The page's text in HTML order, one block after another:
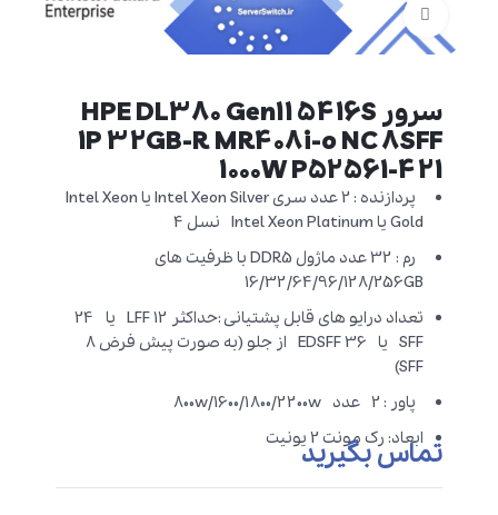
برای بزرگنمایی کلیک کنید
سرور HPE DL380 Gen11 5416S
1P 32GB-R MR408i-o NC 8SFF
1000W P52561-421
پردازنده : 2 عدد سری Intel Xeon Silver یا Intel Xeon
Gold یا Intel Xeon Platinum نسل 4
رم : 32 عدد ماژول DDR5 با ظرفیت های
16/32/64/96/128/256GB
تعداد درایو های قابل پشتیانی :حداکثر 12 LFF یا 24
SFF یا 36 EDSFF از جلو (به صورت پیش فرض 8
SFF)
پاور : 2 عدد 800w/1600/1800/2200w
ابعاد: رک مونت 2 یونیت
تماس بگیرید